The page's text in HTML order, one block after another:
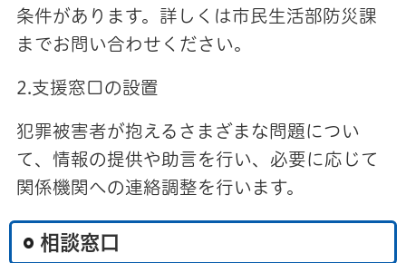
条件があります。詳しくは市民生活部防災課
までお問い合わせください。
2.支援窓口の設置
犯罪被害者が抱えるさまざまな問題につい
て、情報の提供や助言を行い、必要に応じて
関係機関への連絡調整を行います。
相談窓口